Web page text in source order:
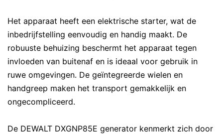
Het apparaat heeft een elektrische starter, wat de
inbedrijfstelling eenvoudig en handig maakt. De
robuuste behuizing beschermt het apparaat tegen
invloeden van buitenaf en is ideaal voor gebruik in
ruwe omgevingen. De geïntegreerde wielen en
handgreep maken het transport gemakkelijk en
ongecompliceerd.
De DEWALT DXGNP85E generator kenmerkt zich door